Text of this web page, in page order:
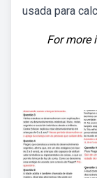
usada para
For more